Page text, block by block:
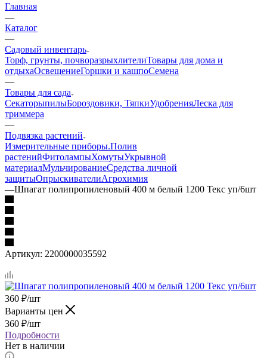
Главная
—
Каталог
—
Садовый инвентарь
Торф, грунты, почворазрыхлителиТовары для дома и
отдыхаОсвещениеГоршки и кашпоСемена
—
Товары для сада
СекаторыпилыБороздовики, ТяпкиУдобренияЛеска для
триммера
—
Подвязка растений
Измерительные приборы.Полив
растенийФитолампыХомутыУкрывной
материалМульчированиеСредства личной
защитыОпрыскивателиАгрохимия
—Шпагат полипропиленовый 400 м белый 1200 Текс уп/6шт
Артикул: 2200000035592
360 ₽/шт
Варианты цен
360 ₽/шт
Подробности
Нет в наличии